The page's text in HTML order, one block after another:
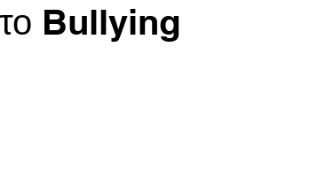
Bullying